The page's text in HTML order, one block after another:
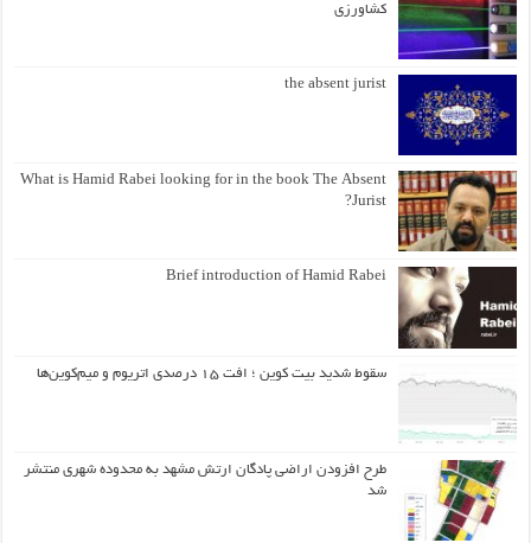
کشاورزی
the absent jurist
What is Hamid Rabei looking for in the book The Absent
Jurist?
Brief introduction of Hamid Rabei
سقوط شدید بیت کوین ؛ افت ۱۵ درصدی اتریوم و میم‌کوین‌ها
طرح افزودن اراضی پادگان ارتش مشهد به محدوده شهری منتشر
شد